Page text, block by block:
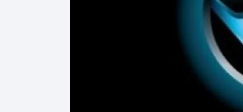
Curling
Dostihy
Florbal
Futsal